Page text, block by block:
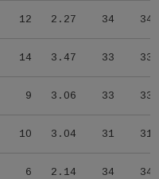
12 2.27 34 34
14 3.47 33 33
9 3.06 33 33
10 3.04 31 31
6 2.14 34 34